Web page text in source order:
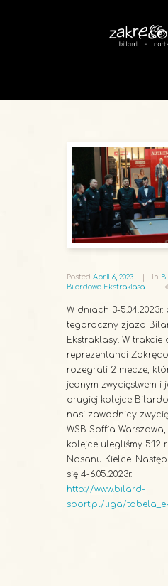
Posted April 6, 2023 in
Bilardowa Ekstraklasa
W dniach 3-
tegoroczny zjazd
Ekstraklasy. W trakcie
reprezentanci
rozegrali 2 mecze,
jednym zwycięstwem i
drugiej kolejce
nasi zawodnicy
WSB Soffia
kolejce ulegliśmy 5:12
Nosanu Kielce.
się 4-6.05.2023r.
http://www.bilard-
sport.pl/liga/